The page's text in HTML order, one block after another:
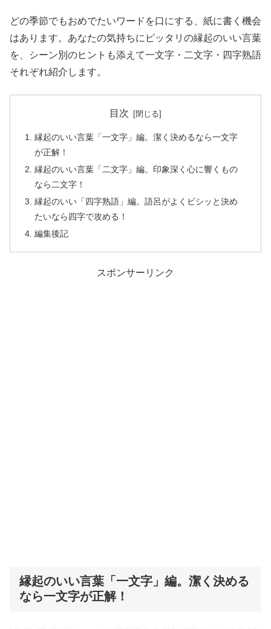
どの季節でもおめでたいワードを口にする、紙に書く機会
はあります。あなたの気持ちにピッタリの縁起のいい言葉
を、シーン別のヒントも添えて一文字・二文字・四字熟語
それぞれ紹介します。
目次
縁起のいい言葉「一文字」編。潔く決めるなら一文字
が正解！
縁起のいい言葉「二文字」編。印象深く心に響くもの
なら二文字！
縁起のいい「四字熟語」編。語呂がよくビシッと決め
たいなら四字で攻める！
編集後記
スポンサーリンク
縁起のいい言葉「一文字」編。潔く決める
なら一文字が正解！